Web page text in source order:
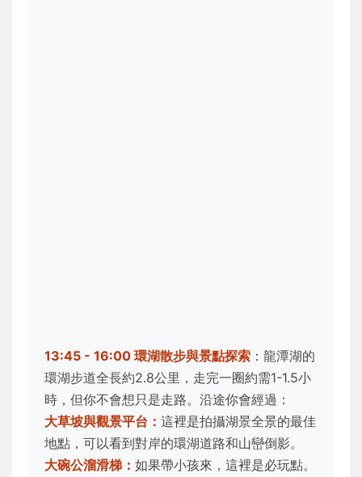
13:45 - 16:00 環湖散步與景點探索 ：龍潭湖的
環湖步道全長約2.8公里，走完一圈約需1-1.5小
時，但你不會想只是走路。沿途你會經過：
大草坡與觀景平台： 這裡是拍攝湖景全景的最佳
地點，可以看到對岸的環湖道路和山巒倒影。
大碗公溜滑梯： 如果帶小孩來，這裡是必玩點。